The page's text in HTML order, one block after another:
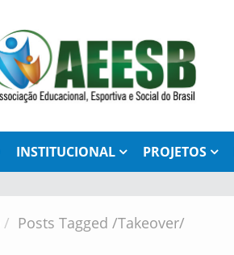
INSTITUCIONAL PROJETOS
Posts Tagged /Takeover/